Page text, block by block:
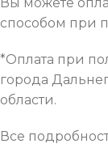
способом при
*Оплата при
города
области.
Все